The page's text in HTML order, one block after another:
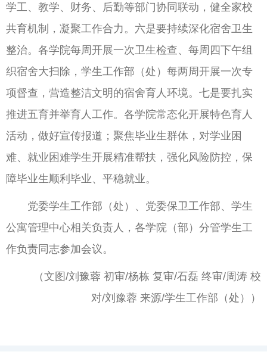
学工、教学、财务、后勤等部门协同联动，健全家校
共育机制，凝聚工作合力。六是要持续深化宿舍卫生
整治。各学院每周开展一次卫生检查、每周四下午组
织宿舍大扫除，学生工作部（处）每两周开展一次专
项督查，营造整洁文明的宿舍育人环境。七是要扎实
推进五育并举育人工作。各学院常态化开展特色育人
活动，做好宣传报道；聚焦毕业生群体，对学业困
难、就业困难学生开展精准帮扶，强化风险防控，保
障毕业生顺利毕业、平稳就业。
党委学生工作部（处）、党委保卫工作部、学生
公寓管理中心相关负责人，各学院（部）分管学生工
作负责同志参加会议。
（文图/刘豫蓉 初审/杨栋 复审/石磊 终审/周涛 校
对/刘豫蓉 来源/学生工作部（处））